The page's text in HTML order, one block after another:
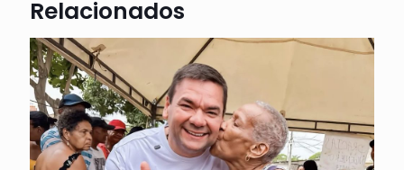
Relacionados